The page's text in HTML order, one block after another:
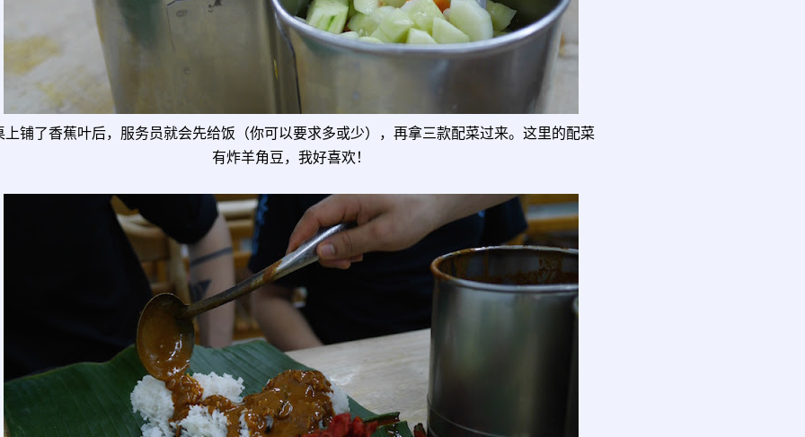
铺了香蕉叶后，服务员就会先给饭（你可以要求多或少），再拿三款配菜过来。这里的配菜
有炸羊角豆，我好喜欢！